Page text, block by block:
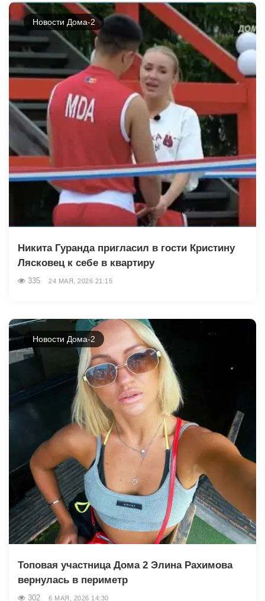
Новости Дома-2
Никита Гуранда пригласил в гости Кристину
Лясковец к себе в квартиру
335 24 МАЯ, 2026 21:15
Новости Дома-2
Топовая участница Дома 2 Элина Рахимова
вернулась в периметр
302 6 МАЯ, 2026 14:30